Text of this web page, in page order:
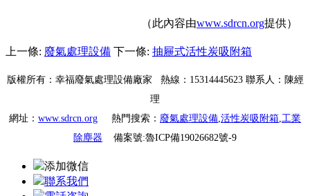
（此內容由www.sdrcn.org提供）
上一條: 廢氣處理設備 下一條: 抽屜式活性炭吸附箱
版權所有：幸福廢氣處理設備廠家 熱線：15314445623 聯系人：陳經
理
網址： www.sdrcn.org 熱門搜索： 廢氣處理設備 活性炭吸附箱 工業
除塵器 備案號:魯ICP備19026682號-9
添加微信
聯系我們